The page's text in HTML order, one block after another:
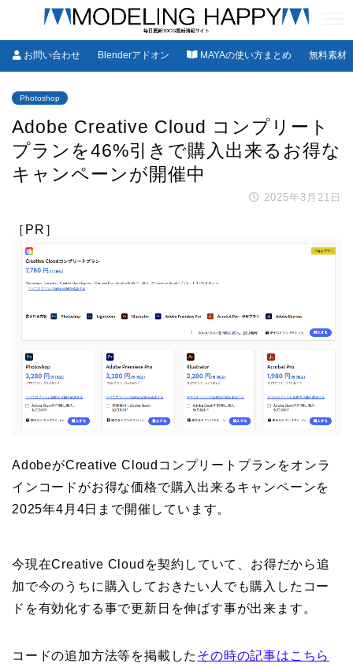
お問い合わせ Blenderアドオン MAYAの使い方まとめ 無料素材
Photoshop
Adobe Creative Cloud コンプリート
プランを46%引きで購入出来るお得な
キャンペーンが開催中
2025年3月21日
［PR］
AdobeがCreative Cloudコンプリートプランをオンラ
インコードがお得な価格で購入出来るキャンペーンを
2025年4月4日まで開催しています。
今現在Creative Cloudを契約していて、お得だから追
加で今のうちに購入しておきたい人でも購入したコー
ドを有効化する事で更新日を伸ばす事が出来ます。
コードの追加方法等を掲載した その時の記事はこちら